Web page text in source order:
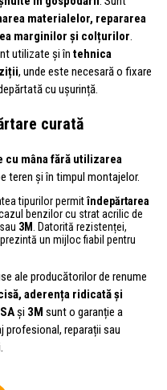
materialelor, repararea
marginilor și colțurilor.
utilizate și în tehnica
, unde este necesară o fixare
cu ușurință.
curată
cu mâna fără utilizarea
teren și în timpul montajelor.
tipurilor permitîndepărtarea
benzilor cu strat acrilic de
sau 3M
. Datorită rezistenței,
un mijloc fiabil pentru
ale producătorilor de renume
aderența ridicată și
și 3M sunt o garanție a
profesional, reparații sau